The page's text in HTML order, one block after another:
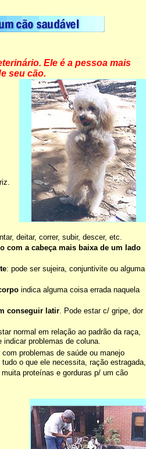
Ele é a pessoa mais
seu cão.
deitar, correr, subir, descer, etc.
com a cabeça mais baixa de um lado
: pode ser sujeira, conjuntivite ou alguma
indica alguma coisa errada naquela
conseguir latir. Pode estar c/ gripe, dor
normal em relação ao padrão da raça,
problemas de coluna.
problemas de saúde ou manejo
o que ele necessita, ração estragada,
proteínas e gorduras p/ um cão